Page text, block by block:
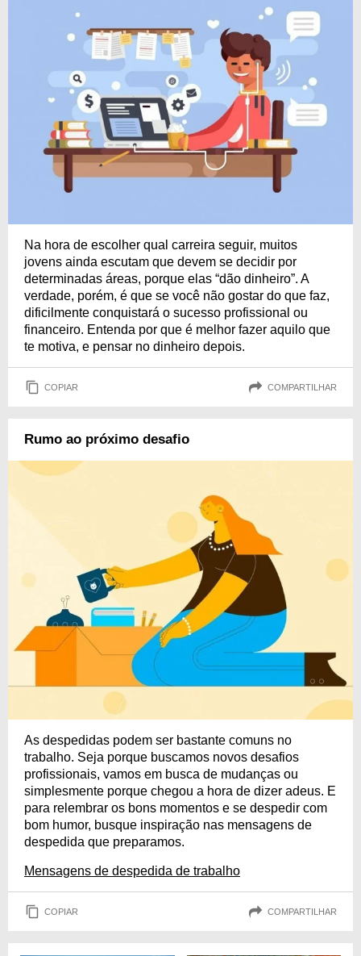
Na hora de escolher qual carreira seguir, muitos
jovens ainda escutam que devem se decidir por
determinadas áreas, porque elas “dão dinheiro”. A
verdade, porém, é que se você não gostar do que faz,
dificilmente conquistará o sucesso profissional ou
financeiro. Entenda por que é melhor fazer aquilo que
te motiva, e pensar no dinheiro depois.
COPIAR COMPARTILHAR
Rumo ao próximo desafio
As despedidas podem ser bastante comuns no
trabalho. Seja porque buscamos novos desafios
profissionais, vamos em busca de mudanças ou
simplesmente porque chegou a hora de dizer adeus. E
para relembrar os bons momentos e se despedir com
bom humor, busque inspiração nas mensagens de
despedida que preparamos.
Mensagens de despedida de trabalho
COPIAR COMPARTILHAR